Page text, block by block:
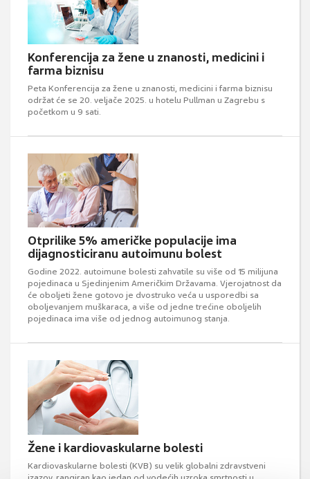
Konferencija za žene u znanosti, medicini i
farma biznisu
Peta Konferencija za žene u znanosti, medicini i farma biznisu
održat će se 20. veljače 2025. u hotelu Pullman u Zagrebu s
početkom u 9 sati.
Otprilike 5% američke populacije ima
dijagnosticiranu autoimunu bolest
Godine 2022. autoimune bolesti zahvatile su više od 15 milijuna
pojedinaca u Sjedinjenim Američkim Državama. Vjerojatnost da
će oboljeti žene gotovo je dvostruko veća u usporedbi sa
oboljevanjem muškaraca, a više od jedne trećine oboljelih
pojedinaca ima više od jednog autoimunog stanja.
Žene i kardiovaskularne bolesti
Kardiovaskularne bolesti (KVB) su velik globalni zdravstveni